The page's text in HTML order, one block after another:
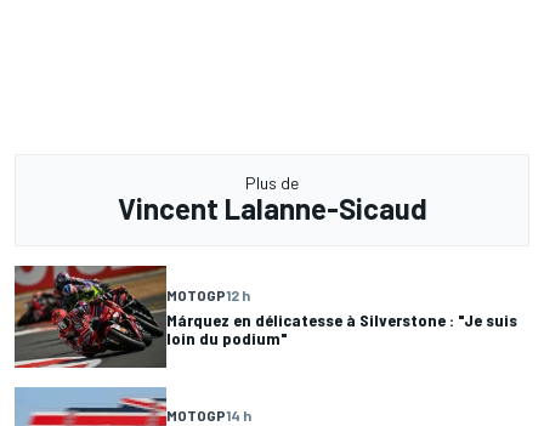
Plus de
Vincent Lalanne-Sicaud
MOTOGP12 h
Márquez en délicatesse à Silverstone : "Je suis
loin du podium"
MOTOGP14 h